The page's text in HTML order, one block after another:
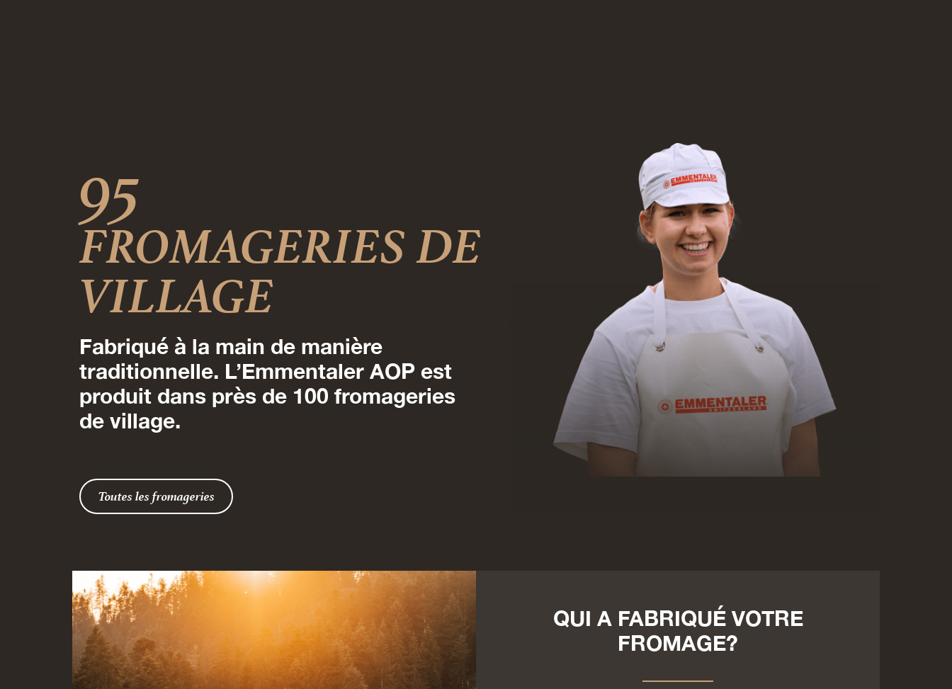
95
FROMAGERIES DE
VILLAGE
Fabriqué à la main de manière
traditionnelle. L’Emmentaler AOP est
produit dans près de 100 fromageries
de village.
Toutes les fromageries
QUI A FABRIQUÉ VOTRE
FROMAGE?